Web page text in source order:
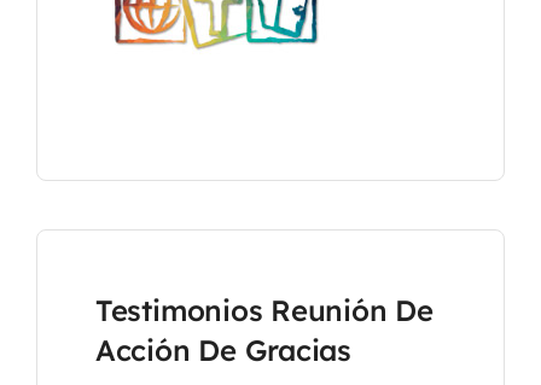
Testimonios Reunión De
Acción De Gracias